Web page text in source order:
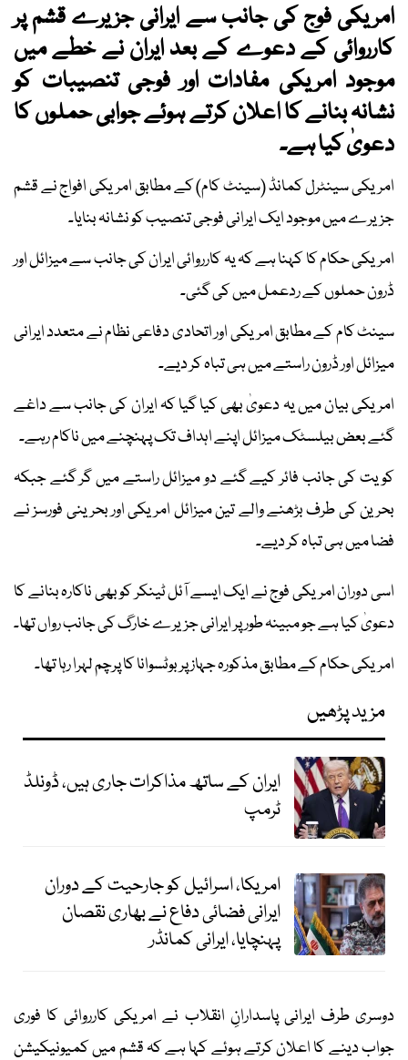
امریکی فوج کی جانب سے ایرانی جزیرے قشم پر
کارروائی کے دعوے کے بعد ایران نے خطے میں
موجود امریکی مفادات اور فوجی تنصیبات کو
نشانہ بنانے کا اعلان کرتے ہوئے جوابی حملوں کا
دعویٰ کیا ہے۔
امریکی سینٹرل کمانڈ (سینٹ کام) کے مطابق امریکی افواج نے قشم
جزیرے میں موجود ایک ایرانی فوجی تنصیب کو نشانہ بنایا۔
امریکی حکام کا کہنا ہے کہ یہ کارروائی ایران کی جانب سے میزائل اور
ڈرون حملوں کے ردعمل میں کی گئی۔
سینٹ کام کے مطابق امریکی اور اتحادی دفاعی نظام نے متعدد ایرانی
میزائل اور ڈرون راستے میں ہی تباہ کر دیے۔
امریکی بیان میں یہ دعویٰ بھی کیا گیا کہ ایران کی جانب سے داغے
گئے بعض بیلسٹک میزائل اپنے اہداف تک پہنچنے میں ناکام رہے۔
کویت کی جانب فائر کیے گئے دو میزائل راستے میں گر گئے جبکہ
بحرین کی طرف بڑھنے والے تین میزائل امریکی اور بحرینی فورسز نے
فضا میں ہی تباہ کر دیے۔
اسی دوران امریکی فوج نے ایک ایسے آئل ٹینکر کو بھی ناکارہ بنانے کا
دعویٰ کیا ہے جو مبینہ طور پر ایرانی جزیرے خارگ کی جانب رواں تھا۔
امریکی حکام کے مطابق مذکورہ جہاز پر بوٹسوانا کا پرچم لہرا رہا تھا۔
مزید پڑھیں
ایران کے ساتھ مذاکرات جاری ہیں، ڈونلڈ
ٹرمپ
امریکا، اسرائیل کو جارحیت کے دوران
ایرانی فضائی دفاع نے بھاری نقصان
پہنچایا، ایرانی کمانڈر
دوسری طرف ایرانی پاسدارانِ انقلاب نے امریکی کارروائی کا فوری
جواب دینے کا اعلان کرتے ہوئے کہا ہے کہ قشم میں کمیونیکیشن